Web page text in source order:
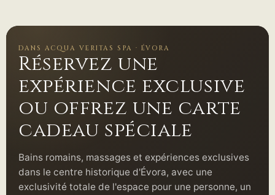
DANS ACQUA VERITAS SPA · ÉVORA
Réservez une
expérience exclusive
ou offrez une carte
cadeau spéciale
Bains romains, massages et expériences exclusives
dans le centre historique d'Évora, avec une
exclusivité totale de l'espace pour une personne, un